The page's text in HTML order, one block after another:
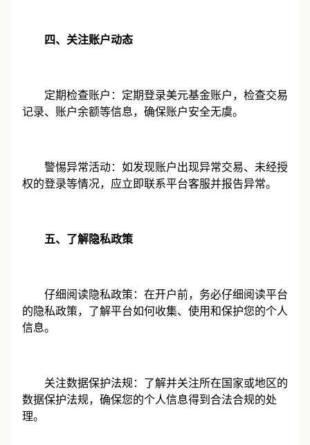
四、关注账户动态
定期检查账户：定期登录美元基金账户，检查交易
记录、账户余额等信息，确保账户安全无虞。
警惕异常活动：如发现账户出现异常交易、未经授
权的登录等情况，应立即联系平台客服并报告异常。
五、了解隐私政策
仔细阅读隐私政策：在开户前，务必仔细阅读平台
的隐私政策，了解平台如何收集、使用和保护您的个人
信息。
关注数据保护法规：了解并关注所在国家或地区的
数据保护法规，确保您的个人信息得到合法合规的处
理。